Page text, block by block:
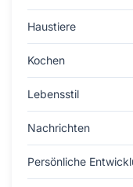
Haustiere
Kochen
Lebensstil
Nachrichten
Persönliche